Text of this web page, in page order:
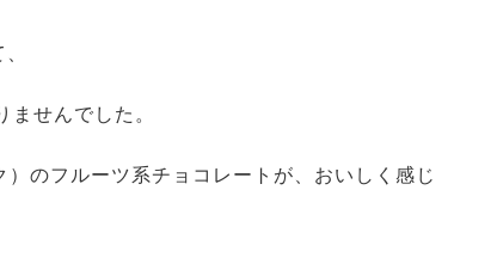
せんでした。
のフルーツ系チョコレートが、おいしく感じ